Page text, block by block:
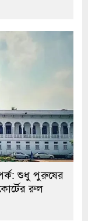
শুধু পুরুষের
রুল